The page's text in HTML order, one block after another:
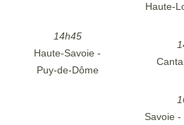
Haute-
14h45
Haute-Savoie -
Puy-de-Dôme
Savoie